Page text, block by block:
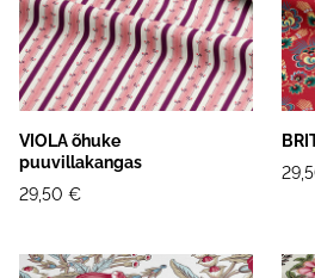
VIOLA õhuke
puuvillakangas
29,50 €